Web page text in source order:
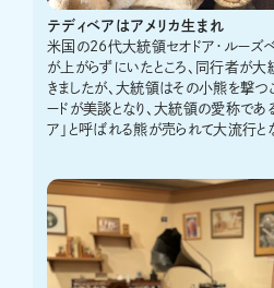
テディベアはアメリカ生まれ
米国の26代大統領セオドア・ルーズ
が上がらずにいたところ、同行者が
きましたが、大統領はその小熊を撃つ
ードが美談となり、大統領の愛称である
ア」と呼ばれる熊が売られて大流行と